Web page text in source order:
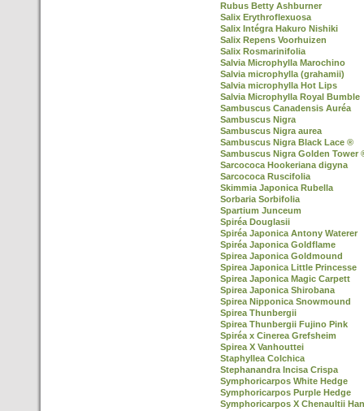
Rubus Betty Ashburner
Salix Erythroflexuosa
Salix Intégra Hakuro Nishiki
Salix Repens Voorhuizen
Salix Rosmarinifolia
Salvia Microphylla Marochino
Salvia microphylla (grahamii)
Salvia microphylla Hot Lips
Salvia Microphylla Royal Bumble
Sambuscus Canadensis Auréa
Sambuscus Nigra
Sambuscus Nigra aurea
Sambuscus Nigra Black Lace ®
Sambuscus Nigra Golden Tower
Sarcococa Hookeriana digyna
Sarcococa Ruscifolia
Skimmia Japonica Rubella
Sorbaria Sorbifolia
Spartium Junceum
Spiréa Douglasii
Spiréa Japonica Antony Waterer
Spiréa Japonica Goldflame
Spirea Japonica Goldmound
Spirea Japonica Little Princesse
Spirea Japonica Magic Carpett
Spirea Japonica Shirobana
Spirea Nipponica Snowmound
Spirea Thunbergii
Spirea Thunbergii Fujino Pink
Spiréa x Cinerea Grefsheim
Spirea X Vanhouttei
Staphyllea Colchica
Stephanandra Incisa Crispa
Symphoricarpos White Hedge
Symphoricarpos Purple Hedge
Symphoricarpos X Chenaultii